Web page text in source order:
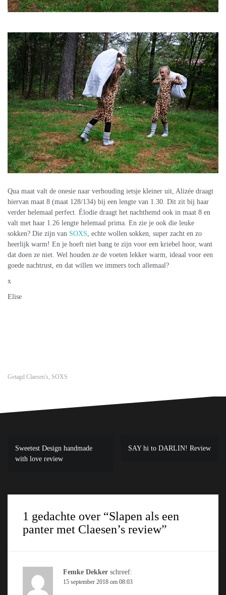
Qua maat valt de onesie naar verhouding ietsje kleiner uit, Alizée draagt
hiervan maat 8 (maat 128/134) bij een lengte van 1.30. Dit zit bij haar
verder helemaal perfect. Élodie draagt het nachthemd ook in maat 8 en
valt met haar 1.26 lengte helemaal prima. En zie je ook die leuke
sokken? Die zijn van SOXS , echte wollen sokken, super zacht en zo
heerlijk warm! En je hoeft niet bang te zijn voor een kriebel hoor, want
dat doen ze niet. Wel houden ze de voeten lekker warm, ideaal voor een
goede nachtrust, en dat willen we immers toch allemaal?
x
Elise
Getagd Claesen's, SOXS
Bericht
navigatie
Sweetest Design handmade
with love review
SAY hi to DARLIN! Review
1 gedachte over “Slapen als een
panter met Claesen’s review”
Femke Dekker schreef:
15 september 2018 om 08:03